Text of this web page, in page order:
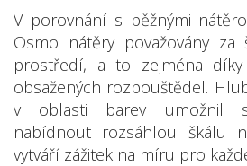
V porovnání s běžnými
Osmo nátěry považovány
prostředí, a to zejména
obsažených rozpouštědel.
v oblasti barev umožnil
nabídnout rozsáhlou škálu
vytváří zážitek na míru pro